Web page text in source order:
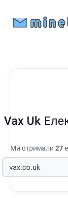
Vax Uk
Ми отримали 27